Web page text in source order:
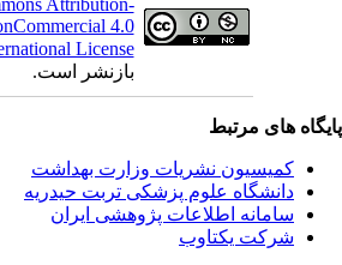
Commons Attribution-
NonCommercial 4.0
International Licenseقابل
بازنشر است.
مرتبط
نشریات وزارت بهداشت
علوم پزشکی تربت حیدریه
اطلاعات پژوهشی ایران
یکتاوب